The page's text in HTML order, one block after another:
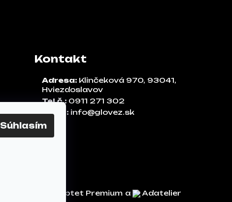
Súhlasím
Kontakt
Adresa: Klinčeková 970, 93041,
Hviezdoslavov
Tel.č.: 0911 271 302
Email: info@glovez.sk
Vytvoril Shoptet Premium a Adatelier